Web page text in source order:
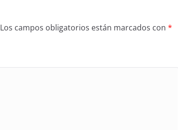
Los campos obligatorios están marcados con *